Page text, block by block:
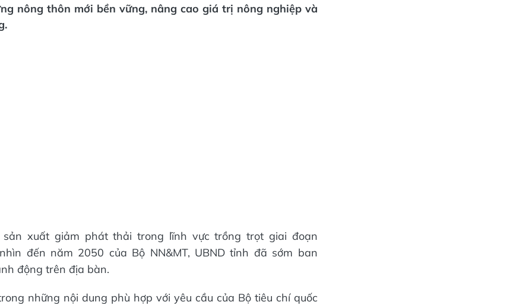
nông thôn mới bền vững, nâng cao giá trị nông nghiệp và
xuất giảm phát thải trong lĩnh vực trồng trọt giai đoạn
đến năm 2050 của Bộ NN&MT, UBND tỉnh đã sớm ban
động trên địa bàn.
những nội dung phù hợp với yêu cầu của Bộ tiêu chí quốc